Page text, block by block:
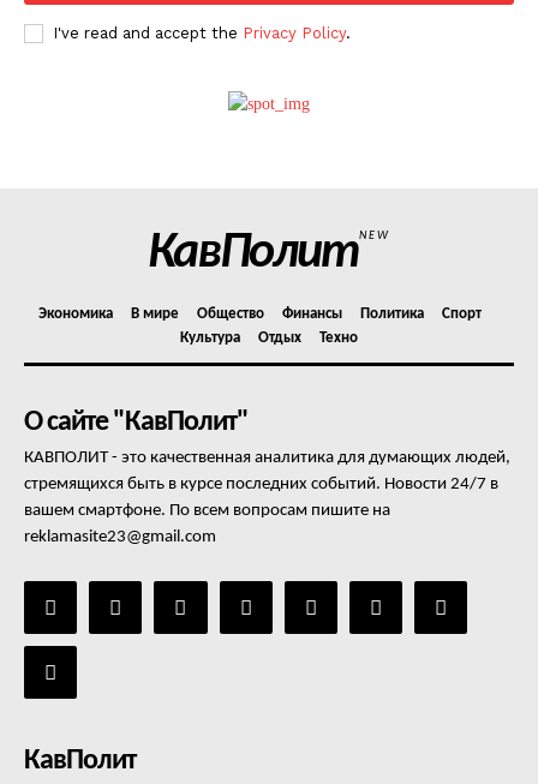
О нас
Политика конфиденциальности
I've read and accept the Privacy Policy.
КавПолитNEW
Экономика В мире Общество Финансы Политика
Спорт
Культура
Отдых Техно
О сайте "КавПолит"
КАВПОЛИТ - это качественная аналитика для думающих людей,
стремящихся быть в курсе последних событий. Новости 24/7 в
вашем смартфоне. По всем вопросам пишите на
reklamasite23@gmail.com
КавПолит